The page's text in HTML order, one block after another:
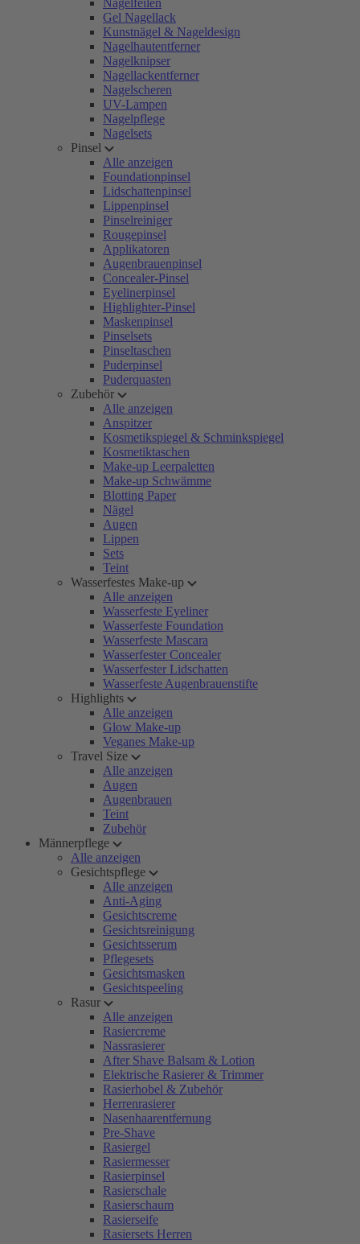
Nagelfeilen
Gel Nagellack
Kunstnägel & Nageldesign
Nagelhautentferner
Nagelknipser
Nagellackentferner
Nagelscheren
UV-Lampen
Nagelpflege
Nagelsets
Pinsel
Alle anzeigen
Foundationpinsel
Lidschattenpinsel
Lippenpinsel
Pinselreiniger
Rougepinsel
Applikatoren
Augenbrauenpinsel
Concealer-Pinsel
Eyelinerpinsel
Highlighter-Pinsel
Maskenpinsel
Pinselsets
Pinseltaschen
Puderpinsel
Puderquasten
Zubehör
Alle anzeigen
Anspitzer
Kosmetikspiegel & Schminkspiegel
Kosmetiktaschen
Make-up Leerpaletten
Make-up Schwämme
Blotting Paper
Nägel
Augen
Lippen
Sets
Teint
Wasserfestes Make-up
Alle anzeigen
Wasserfeste Eyeliner
Wasserfeste Foundation
Wasserfeste Mascara
Wasserfester Concealer
Wasserfester Lidschatten
Wasserfeste Augenbrauenstifte
Highlights
Alle anzeigen
Glow Make-up
Veganes Make-up
Travel Size
Alle anzeigen
Augen
Augenbrauen
Teint
Zubehör
Männerpflege
Alle anzeigen
Gesichtspflege
Alle anzeigen
Anti-Aging
Gesichtscreme
Gesichtsreinigung
Gesichtsserum
Pflegesets
Gesichtsmasken
Gesichtspeeling
Rasur
Alle anzeigen
Rasiercreme
Nassrasierer
After Shave Balsam & Lotion
Elektrische Rasierer & Trimmer
Rasierhobel & Zubehör
Herrenrasierer
Nasenhaarentfernung
Pre-Shave
Rasiergel
Rasiermesser
Rasierpinsel
Rasierschale
Rasierschaum
Rasierseife
Rasiersets Herren